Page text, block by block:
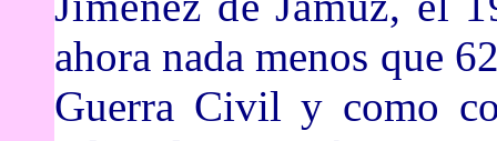
ahora nada menos que
Guerra Civil y como